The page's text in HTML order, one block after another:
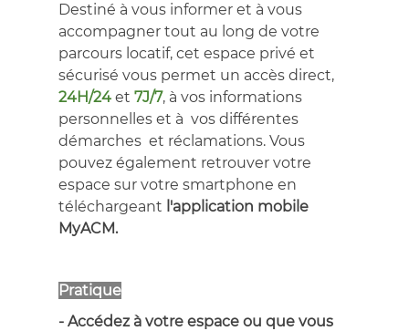
Destiné à vous informer et à vous
accompagner tout au long de votre
parcours locatif, cet espace privé et
sécurisé vous permet un accès direct,
24H/24 et 7J/7, à vos informations
personnelles et à vos différentes
démarches et réclamations. Vous
pouvez également retrouver votre
espace sur votre smartphone en
téléchargeant l'application mobile
MyACM.
Pratique
- Accédez à votre espace ou que vous